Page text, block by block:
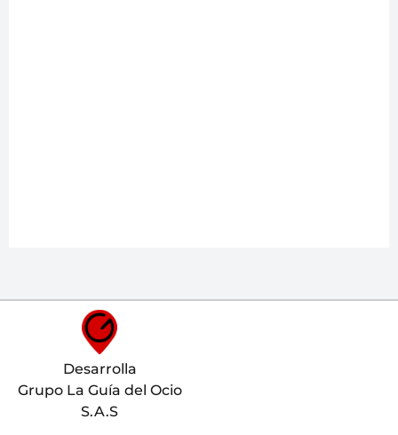
Desarrolla
Grupo La Guía del Ocio
S.A.S